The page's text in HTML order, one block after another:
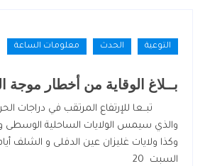
التوعية الحدث معلومات الساعة
بــلاغ الوقاية من أخطار موجة
تبــعا للإرتفاع المرتقب في دراجات
والذي سيمس الولايات الساحلية الوسطى
السبت 20